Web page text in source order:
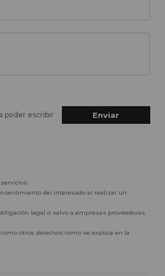
poder escribir
del interesado al realizar un
legal o salvo a empresas proveedoras
otros derechos como se explica en la